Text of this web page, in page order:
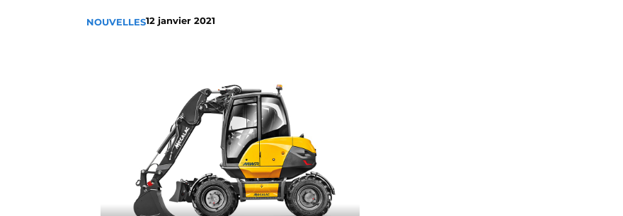
Termes et conditions
NOUVELLES12 janvier 2021